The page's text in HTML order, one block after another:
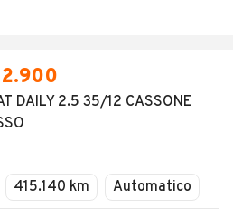
DAILY 2.5 35/12 CASSONE
415.140 km Automatico